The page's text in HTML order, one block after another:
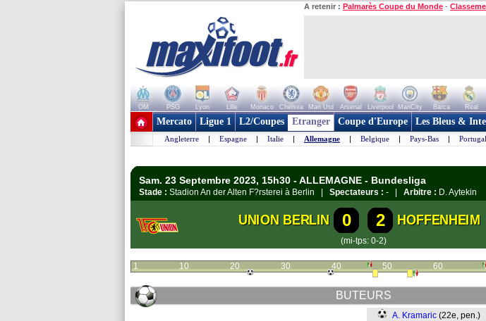
A retenir : Palmarès Coupe du Monde -
OM PSG Lyon Lille Monaco Chelsea Man Utd Arsenal Liverpool ManCity Barca Real
+ de clubs
Mercato Ligue 1 L2/Coupes Etranger Coupe d'Europe Les Bleus &
Angleterre | Espagne | Italie | Allemagne | Belgique | Pays-Bas | Portugal
Sam. 23 Septembre 2023, 15h30 - ALLEMAGNE - Bundesliga
Stade : Stadion An der Alten F?rsterei à Berlin | Spectateurs : - | Arbitre : D. Aytekin
UNION BERLIN 0 2 HOFFENHEIM
(mi-tps: 0-2)
1 10 20 30 40 50 60
BUTEURS
A. Kramaric (22e, pen.)